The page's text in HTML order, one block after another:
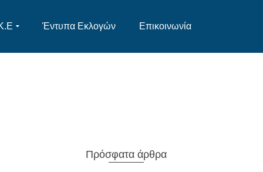
Έντυπα Εκλογών Επικοινωνία
Πρόσφατα άρθρα